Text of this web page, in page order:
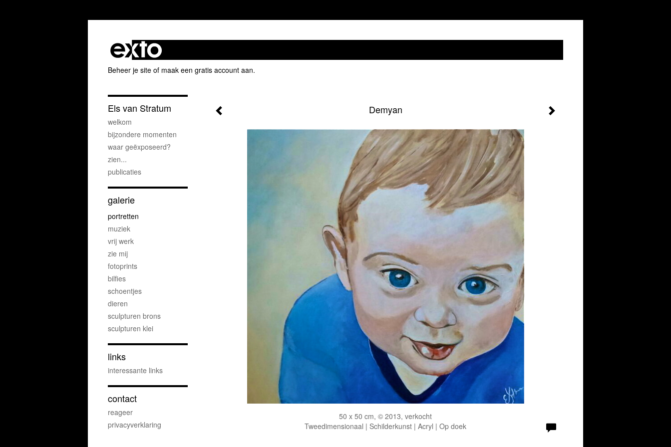
Beheer je site of maak een gratis account aan.
Demyan
50 x 50 cm, © 2013, verkocht
Tweedimensionaal | Schilderkunst | Acryl | Op doek
Els van Stratum
welkom
bijzondere momenten
waar geëxposeerd?
zien...
publicaties
galerie
portretten
muziek
vrij werk
zie mij
fotoprints
bilfies
schoentjes
dieren
sculpturen brons
sculpturen klei
links
interessante links
contact
reageer
privacyverklaring